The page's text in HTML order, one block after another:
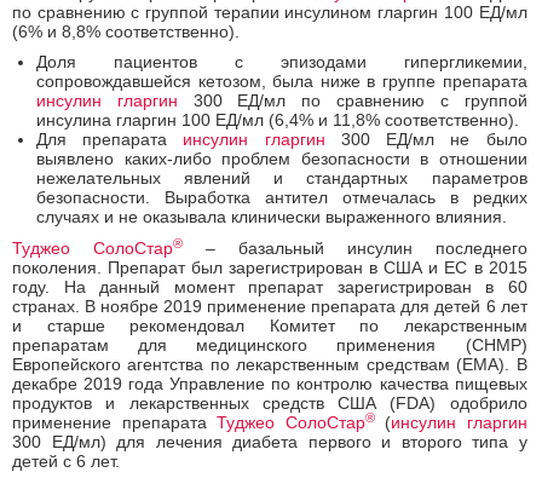
по сравнению с группой терапии инсулином гларгин 100 ЕД/мл
(6% и 8,8% соответственно).
Доля пациентов с эпизодами гипергликемии,
сопровождавшейся кетозом, была ниже в группе препарата
инсулин гларгин 300 ЕД/мл по сравнению с группой
инсулина гларгин 100 ЕД/мл (6,4% и 11,8% соответственно).
Для препарата инсулин гларгин 300 ЕД/мл не было
выявлено каких-либо проблем безопасности в отношении
нежелательных явлений и стандартных параметров
безопасности. Выработка антител отмечалась в редких
случаях и не оказывала клинически выраженного влияния.
Туджео СолоСтар®– базальный инсулин последнего
поколения. Препарат был зарегистрирован в США и ЕС в 2015
году. На данный момент препарат зарегистрирован в 60
странах. В ноябре 2019 применение препарата для детей 6 лет
и старше рекомендовал Комитет по лекарственным
препаратам для медицинского применения (CHMP)
Европейского агентства по лекарственным средствам (ЕМА). В
декабре 2019 года Управление по контролю качества пищевых
продуктов и лекарственных средств США (FDA) одобрило
применение препаратаТуджео СолоСтар®(инсулин гларгин
300 ЕД/мл) для лечения диабета первого и второго типа у
детей с 6 лет.